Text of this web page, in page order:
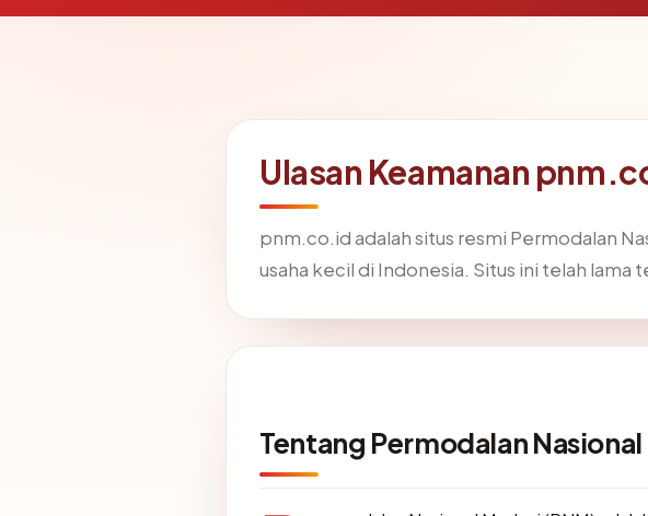
Ulasan Keamanan
pnm.co.id adalah situs resmi Permodalan
usaha kecil di Indonesia. Situs ini telah
Tentang Permodalan